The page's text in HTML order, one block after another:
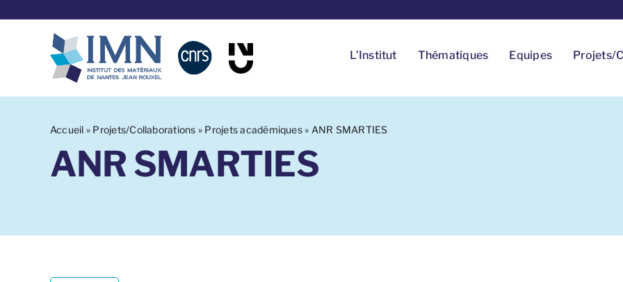
au
L’Institut Thématiques Equipes Projets/
Accueil » Projets/Collaborations » Projets académiques» ANR SMARTIES
ANR SMARTIES